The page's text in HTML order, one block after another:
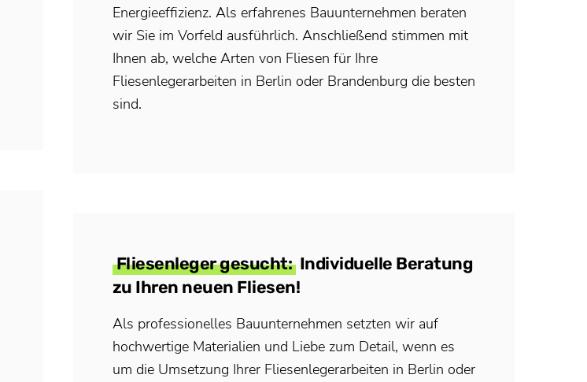
Energieeffizienz. Als erfahrenes Bauunternehmen beraten
wir Sie im Vorfeld ausführlich. Anschließend stimmen mit
Ihnen ab, welche Arten von Fliesen für Ihre
Fliesenlegerarbeiten in Berlin oder Brandenburg die besten
sind.
Fliesenleger gesucht: Individuelle Beratung
zu Ihren neuen Fliesen!
Als professionelles Bauunternehmen setzten wir auf
hochwertige Materialien und Liebe zum Detail, wenn es
um die Umsetzung Ihrer Fliesenlegerarbeiten in Berlin oder